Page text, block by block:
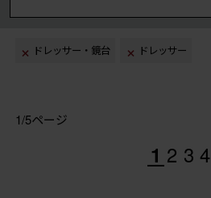
ドレッサー・鏡台 ドレッサー
1/5ページ
1 2 3 4